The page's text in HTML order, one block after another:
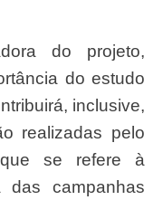
do estudo
inclusive,
realizadas pelo
se refere à
das campanhas